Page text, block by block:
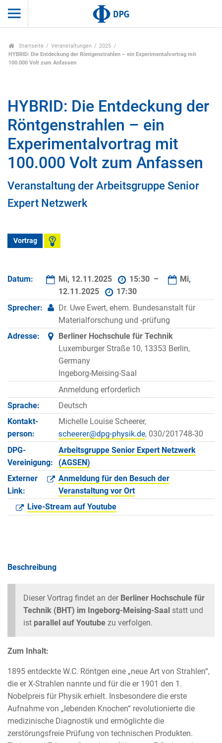
Startseite Veranstaltungen
2025
HYBRID: Die Entdeckung der Röntgenstrahlen – ein Experimentalvortrag mit
100.000 Volt zum Anfassen
HYBRID: Die Entdeckung der
Röntgenstrahlen – ein
Experimentalvortrag mit
100.000 Volt zum Anfassen
Veranstaltung der Arbeitsgruppe Senior
Expert Netzwerk
Vortrag
Datum: Mi, 12.11.2025 15:30 –
Mi,
12.11.2025
17:30
Sprecher:
Dr. Uwe Ewert, ehem. Bundesanstalt für
Materialforschung und -prüfung
Adresse:
Berliner Hochschule für Technik
Luxemburger Straße 10, 13353 Berlin,
Germany
Ingeborg-Meising-Saal
Anmeldung erforderlich
Sprache:
Deutsch
Kontakt­
person:
Michelle Louise Scheerer,
, 030/201748-30
DPG-
Vereinigung:
Arbeitsgruppe Senior Expert Netzwerk
(AGSEN)
Externer
Link:
Anmeldung für den Besuch der
Veranstaltung vor Ort
Live-Stream auf Youtube
Beschreibung
Dieser Vortrag findet an der Berliner Hochschule für
Technik (BHT) im Ingeborg-Meising-Saal statt und
ist parallel auf Youtube zu verfolgen.
Zum Inhalt:
1895 entdeckte W.C. Röntgen eine „neue Art von Strahlen“,
die er X-Strahlen nannte und für die er 1901 den 1.
Nobelpreis für Physik erhielt. Insbesondere die erste
Aufnahme von „lebenden Knochen“ revolutionierte die
medizinische Diagnostik und ermöglichte die
zerstörungsfreie Prüfung von technischen Produkten.